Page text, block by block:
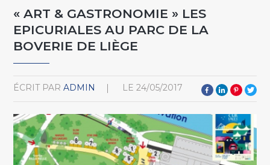
« ART & GASTRONOMIE » LES
EPICURIALES AU PARC DE LA
BOVERIE DE LIÈGE
ÉCRIT PAR ADMIN LE 24/05/2017